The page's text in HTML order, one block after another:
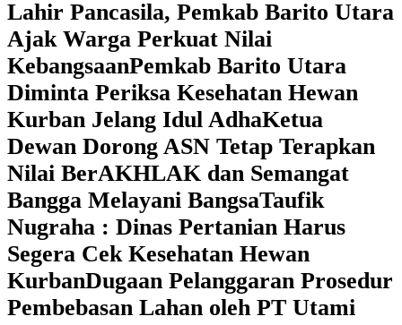
Lahir Pancasila, Pemkab Barito Utara
Ajak Warga Perkuat Nilai
KebangsaanPemkab Barito Utara
Diminta Periksa Kesehatan Hewan
Kurban Jelang Idul AdhaKetua
Dewan Dorong ASN Tetap Terapkan
Nilai BerAKHLAK dan Semangat
Bangga Melayani BangsaTaufik
Nugraha : Dinas Pertanian Harus
Segera Cek Kesehatan Hewan
KurbanDugaan Pelanggaran Prosedur
Pembebasan Lahan oleh PT Utami